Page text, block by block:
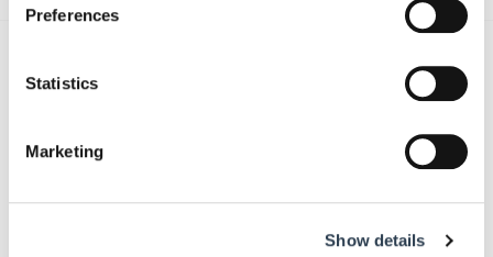
Collect information about your geographical location
Identify your device by actively scanning it for
Find out more about how your personal data is processed
and set your preferences in the
provide social media features and to analyse our traffic.
Preferences
Statistics
Marketing
Show details